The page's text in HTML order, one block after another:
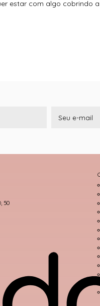
estar com algo cobrindo
50